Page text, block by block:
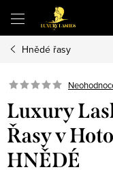
obsah
Hnědé řasy
Luxury
Řasy v
HNĚDÉ